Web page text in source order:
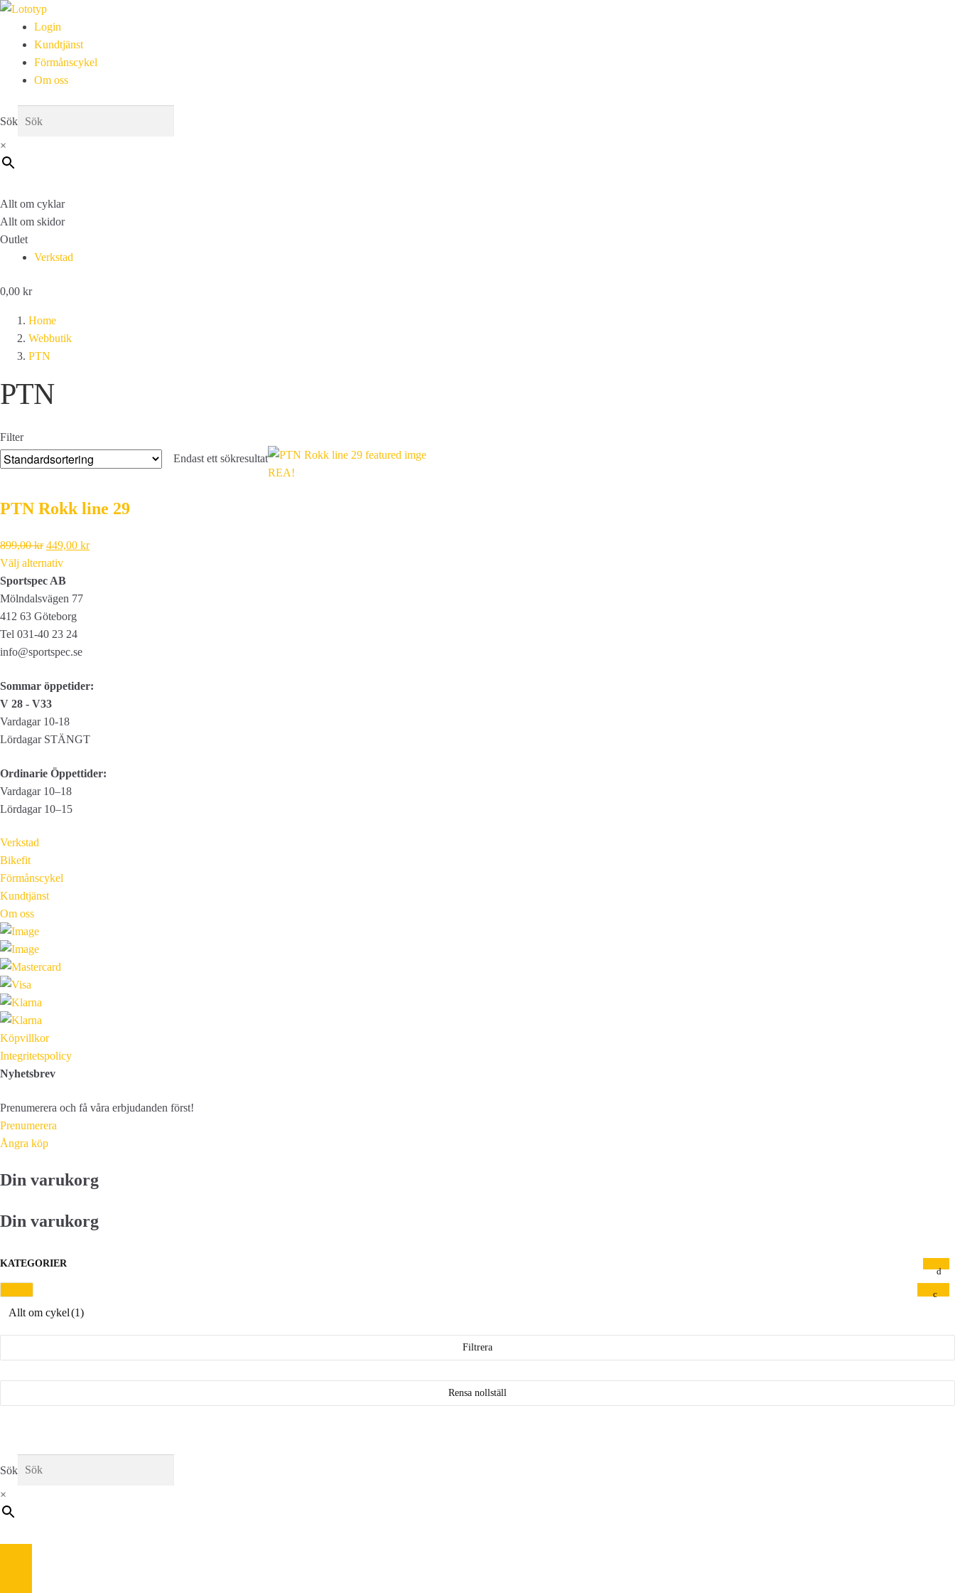
Login
Kundtjänst
Förmånscykel
Om oss
Sök
×
Allt om cyklar
Allt om skidor
Outlet
Verkstad
0,00 kr
Home
Webbutik
PTN
PTN
Filter
Endast ett sökresultat
REA!
PTN Rokk line 29
899,00kr Det
ursprungliga
priset
var:
899,00 kr.
449,00 krDet
Välj alternativ
Sportspec AB
Mölndalsvägen 77
412 63 Göteborg
Tel 031-40 23 24
info@sportspec.se
Sommar öppetider:
V 28 - V33
Vardagar 10-18
Lördagar STÄNGT
Ordinarie Öppettider:
Vardagar 10–18
Lördagar 10–15
Verkstad
Bikefit
Förmånscykel
Kundtjänst
Om oss
Köpvillkor
Integritetspolicy
Nyhetsbrev
Prenumerera och få våra erbjudanden först!
Prenumerera
Ångra köp
Din varukorg
Din varukorg
KATEGORIER
Allt om cykel(1)
Filtrera
Rensa nollställ
Sök
×